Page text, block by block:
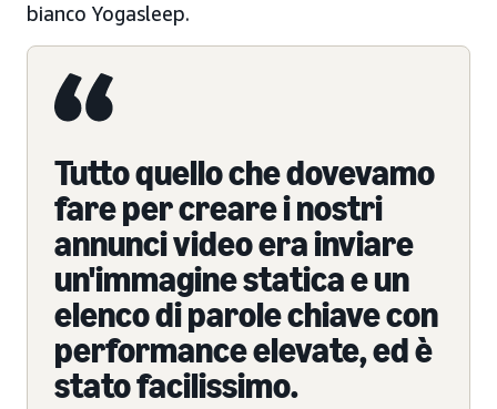
bianco Yogasleep.
Tutto quello che dovevamo
fare per creare i nostri
annunci video era inviare
un'immagine statica e un
elenco di parole chiave con
performance elevate, ed è
stato facilissimo.